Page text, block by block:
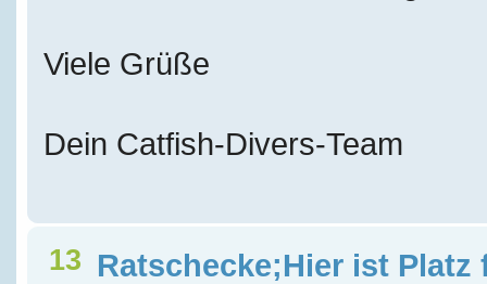
Viele Grüße
Dein Catfish-Divers-Team
13 Ratschecke;Hier ist